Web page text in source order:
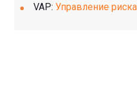
VAP: Управление